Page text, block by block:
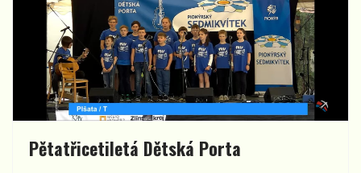
Pětatřicetiletá Dětská Porta